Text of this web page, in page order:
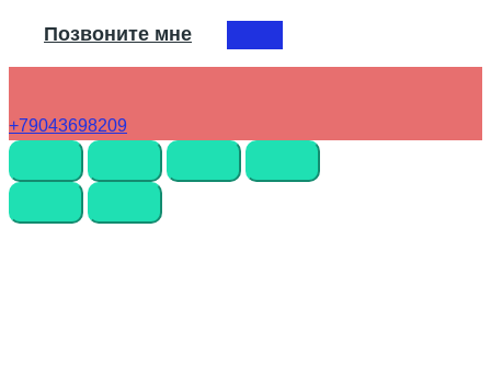
Позвоните мне
+79043698209